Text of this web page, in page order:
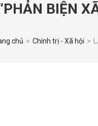
BIỆN
chủ > Chính trị - Xã hội >